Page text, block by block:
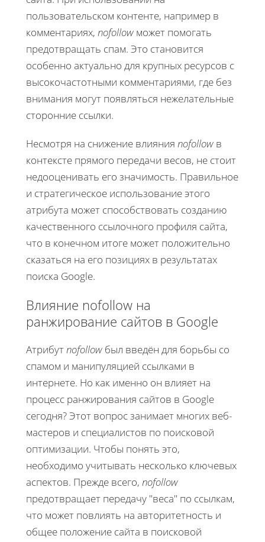
пользовательском контенте, например в
комментариях, nofollow может помогать
предотвращать спам. Это становится
особенно актуально для крупных ресурсов с
высокочастотными комментариями, где без
внимания могут появляться нежелательные
сторонние ссылки.
Несмотря на снижение влияния nofollow в
контексте прямого передачи весов, не стоит
недооценивать его значимость. Правильное
и стратегическое использование этого
атрибута может способствовать созданию
качественного ссылочного профиля сайта,
что в конечном итоге может положительно
сказаться на его позициях в результатах
поиска Google.
Влияние nofollow на
ранжирование сайтов в Google
Атрибутnofollow был введён для борьбы со
спамом и манипуляцией ссылками в
интернете. Но как именно он влияет на
процесс ранжирования сайтов в Google
сегодня? Этот вопрос занимает многих веб-
мастеров и специалистов по поисковой
оптимизации. Чтобы понять это,
необходимо учитывать несколько ключевых
аспектов. Прежде всего, nofollow
предотвращает передачу "веса" по ссылкам,
что может повлиять на авторитетность и
общее положение сайта в поисковой